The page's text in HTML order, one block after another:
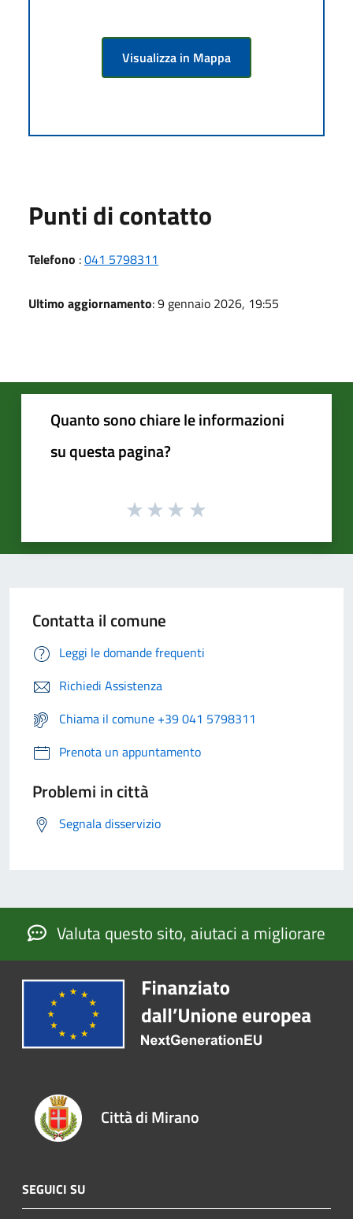
Visualizza in Mappa
Punti di contatto
Telefono :041 5798311
Ultimo aggiornamento: 9 gennaio 2026, 19:55
Quanto sono chiare le informazioni
su questa pagina?
Contatta il comune
Leggi le domande frequenti
Richiedi Assistenza
Chiama il comune +39 041 5798311
Prenota un appuntamento
Problemi in città
Segnala disservizio
Valuta questo sito, aiutaci a migliorare
Città di Mirano
SEGUICI SU